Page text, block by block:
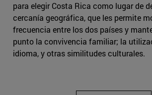
para elegir Costa Rica como lugar de
cercanía geográfica, que les permite
frecuencia entre los dos países y
punto la convivencia familiar; la
idioma, y otras similitudes culturales.